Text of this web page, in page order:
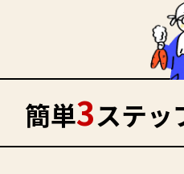
簡単3ステッ